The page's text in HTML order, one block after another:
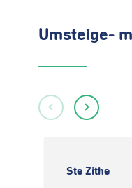
Umsteige-
Ste Zithe